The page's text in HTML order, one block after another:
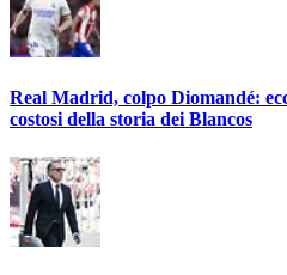
Real Madrid, colpo Diomandé:
costosi della storia dei Blancos